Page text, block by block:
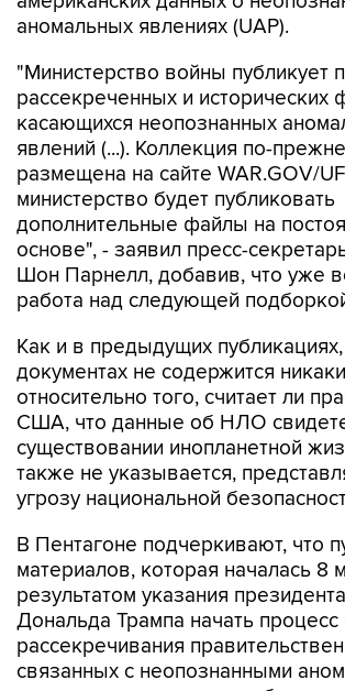
"Министерство войны публикует
касающихся неопознанных
явлений (...). Коллекция по-
размещена на сайте WAR.GOV/
министерство будет публиковать
дополнительные файлы на
основе", - заявил пресс-
Шон Парнелл, добавив, что уже
работа над следующей
Как и в предыдущих публикациях,
относительно того, считает ли
США, что данные об НЛО
существовании инопланетной
также не указывается,
угрозу национальной
В Пентагоне подчеркивают, что
результатом указания
Дональда Трампа начать
рассекречивания
связанных с неопознанными
явлениями, в интересах
прозрачности".